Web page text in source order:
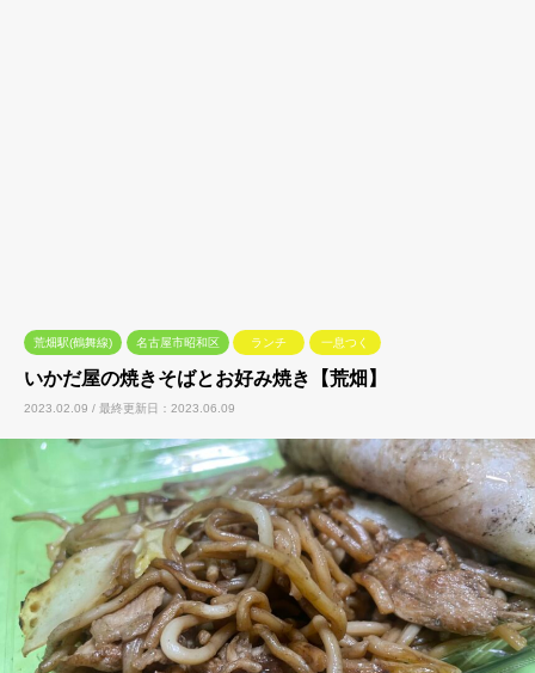
荒畑駅(鶴舞線) 名古屋市昭和区 ランチ 一息つく
いかだ屋の焼きそばとお好み焼き【荒畑】
2023.02.09 / 最終更新日：2023.06.09